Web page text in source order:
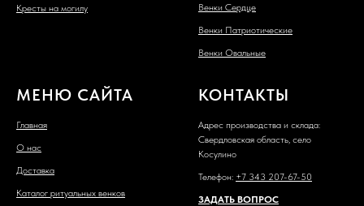
Кресты на могилу
Венки Сердце
Венки Патриотические
Венки Овальные
МЕНЮ САЙТА
Главная
О нас
Доставка
Каталог ритуальных венков
КОНТАКТЫ
Адрес производства и склада:
Свердловская область, село
Косулино
Телефон: +7 343 207-67-50
ЗАДАТЬ ВОПРОС